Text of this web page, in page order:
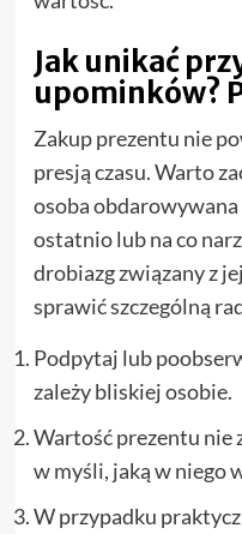
Jak unikać
upominków?
Zakup prezentu nie
presją czasu. Warto
osoba obdarowywana
ostatnio lub na co
drobiazg związany z
sprawić szczególną
Podpytaj lub
zależy bliskiej osobie.
Wartość prezentu nie
w myśli, jaką w niego
W przypadku